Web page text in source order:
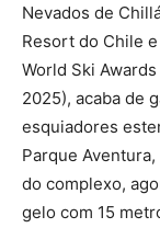
Nevados de
Resort do Chile
World Ski
2025), acaba de
esquiadores
Parque
do complexo,
gelo com 15